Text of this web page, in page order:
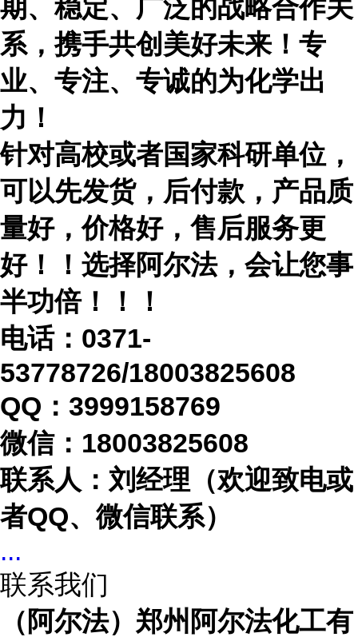
期、稳定、广泛的战略合作关
系，携手共创美好未来！专
业、专注、专诚的为化学出
力！
针对高校或者国家科研单位，
可以先发货，后付款，产品质
量好，价格好，售后服务更
好！！选择阿尔法，会让您事
半功倍！！！
电话： 0371-
53778726/18003825608
QQ：3999158769
微信： 18003825608
联系人：刘经理（欢迎致电或
者QQ、微信联系）
...
联系我们
（阿尔法）郑州阿尔法化工有